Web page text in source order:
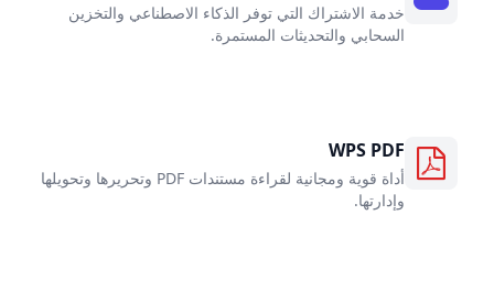
خدمة الاشتراك التي توفر الذكاء الاصطناعي والتخزين
السحابي والتحديثات المستمرة.
WPS PDF
أداة قوية ومجانية لقراءة مستندات PDF وتحريرها وتحويلها
وإدارتها.